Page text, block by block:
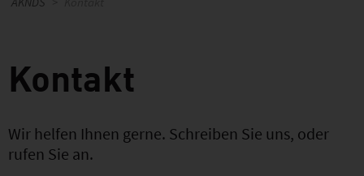
Kontakt
Wir helfen Ihnen gerne. Schreiben Sie uns, oder
rufen Sie an.